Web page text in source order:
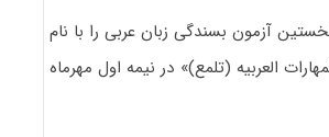
آزمون بسندگی زبان عربی را با نام
العربیه (تلمع)» در نیمه اول مهرماه